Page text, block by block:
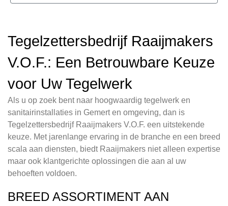
Tegelzettersbedrijf Raaijmakers
V.O.F.: Een Betrouwbare Keuze
voor Uw Tegelwerk
Als u op zoek bent naar hoogwaardig tegelwerk en
sanitairinstallaties in Gemert en omgeving, dan is
Tegelzettersbedrijf Raaijmakers V.O.F. een uitstekende
keuze. Met jarenlange ervaring in de branche en een breed
scala aan diensten, biedt Raaijmakers niet alleen expertise
maar ook klantgerichte oplossingen die aan al uw
behoeften voldoen.
BREED ASSORTIMENT AAN